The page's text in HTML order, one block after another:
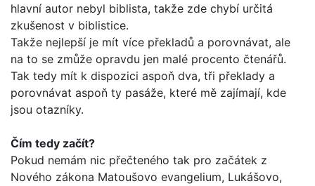
hlavní autor nebyl biblista, takže zde chybí určitá
zkušenost v biblistice.
Takže nejlepší je mít více překladů a porovnávat, ale
na to se zmůže opravdu jen malé procento čtenářů.
Tak tedy mít k dis­pozici aspoň dva, tři překlady a
porovnávat aspoň ty pasáže, které mě zajímají, kde
jsou otazníky.
Čím tedy začít?
Pokud nemám nic přečteného tak pro začátek z
Nového záko­na Matoušovo evangelium, Lukášovo,